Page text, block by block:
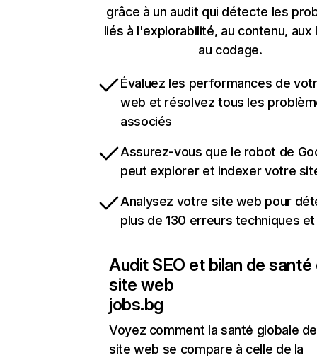
grâce à un audit qui détecte les
liés à l'explorabilité, au contenu, aux
au codage.
Évaluez les performances de
web et résolvez tous les
associés
Assurez-vous que le robot de
peut explorer et indexer votre
Analysez votre site web pour
plus de 130 erreurs techniques et
Audit SEO et bilan de santé
site web
jobs.bg
Voyez comment la santé globale
site web se compare à celle de la